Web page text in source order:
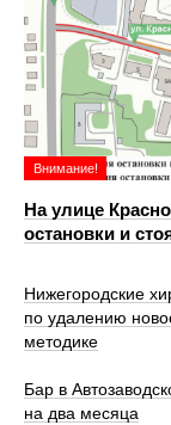
Внимание!
На улице
остановки и
Нижегородские
по удалению
методике
Бар в
на два месяца